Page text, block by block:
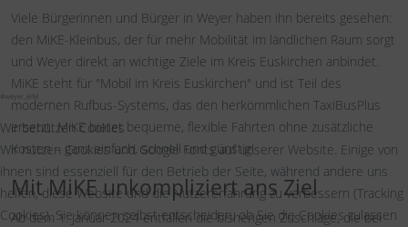
#weyer_eifel
Viele Bürgerinnen und Bürger in Weyer haben ihn bereits gesehen:
den MiKE-Kleinbus, der für mehr Mobilität im ländlichen Raum sorgt
und Weyer direkt an wichtige Ziele im Kreis Euskirchen anbindet.
MiKE steht für "Mobil im Kreis Euskirchen" und ist Teil des
modernen Rufbus-Systems, das den herkömmlichen TaxiBusPlus
ersetzt. MiKE bietet bequeme, flexible Fahrten ohne zusätzliche
Kosten – ganz einfach, schnell und günstig!
Mit MiKE unkompliziert ans Ziel
Ab dem 1. Januar 2024 entfallen die bisherigen Zuschläge, die bei
Wir benutzen Cookies
Wir nutzen Cookies und Google Fonts auf unserer Website. Einige von
ihnen sind essenziell für den Betrieb der Seite, während andere uns
helfen, diese Website und die Nutzererfahrung zu verbessern (Tracking
Cookies). Sie können selbst entscheiden, ob Sie die Cookies zulassen